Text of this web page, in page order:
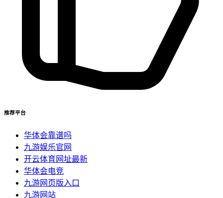
推荐平台
华体会靠谱吗
九游娱乐官网
开云体育网址最新
华体会电竞
九游网页版入口
九游网站